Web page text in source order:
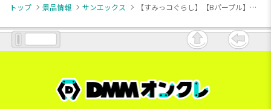
トップ
景品情報 サンエックス 【すみっコぐらし】【Bパープル】すみっコぐらし 星空さんぽ キッチンカーおもちゃ